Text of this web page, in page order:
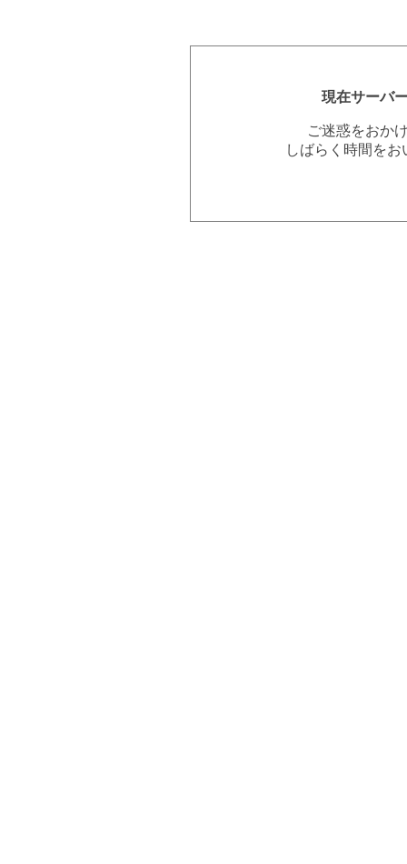
現在サーバ
ご迷惑をおか
しばらく時間を